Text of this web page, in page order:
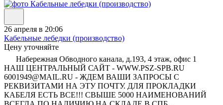
26 апреля в 20:06
Кабельные лебедки (производство)
Цену уточняйте
Набережная Обводного канала, д.193, 4 этаж, офис 1
НАШ ЦЕНТРАЛЬНЫЙ САЙТ - WWW.PSZ-SPB.RU
6001949@MAIL.RU - ЖДЕМ ВАШИ ЗАПРОСЫ С
РЕКВИЗИТАМИ НА ЭТУ ПОЧТУ. ДЛЯ ПРОКЛАДКИ
КАБЕЛЯ ЕСТЬ ВСЕ!!! СВЫШЕ 5000 НАИМЕНОВАНИЙ